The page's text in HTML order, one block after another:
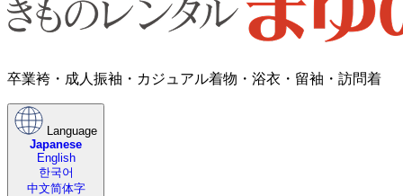
卒業袴・成人振袖・​カジュアル着物・浴衣・留袖・訪問着
Language
Japanese
English
한국어
中文简体字